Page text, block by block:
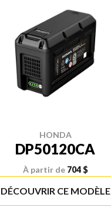
HONDA
DP50120CA
À partir de 704 $
DÉCOUVRIR CE MODÈLE